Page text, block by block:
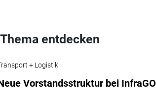
entdecken
+ Logistik
Vorstandsstruktur bei InfraGO